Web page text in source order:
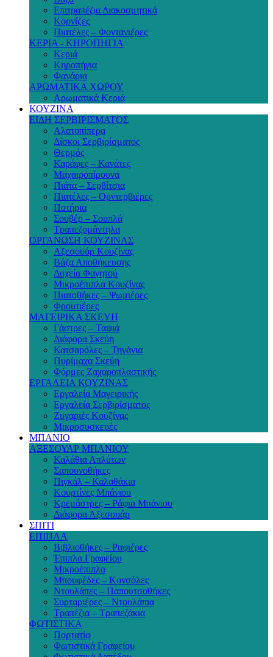
Επιτραπέζια Διακοσμητικά
Κορνίζες
Πιατέλες – Φοντανιέρες
ΚΕΡΙΑ - ΚΗΡΟΠΗΓΙΑ
Κεριά
Κηροπήγια
Φανάρια
ΑΡΩΜΑΤΙΚΑ ΧΩΡΟΥ
Αρωματικά Κεριά
ΚΟΥΖΙΝΑ
ΕΙΔΗ ΣΕΡΒΙΡΙΣΜΑΤΟΣ
Αλατοπίπερα
Δίσκοι Σερβιρίσματος
Θερμός
Καράφες – Κανάτες
Μαχαιροπίρουνα
Πιάτα – Σερβίτσια
Πιατέλες – Ορντερβιέρες
Ποτήρια
Σουβέρ – Σουπλά
Τραπεζομάντηλα
ΟΡΓΑΝΩΣΗ ΚΟΥΖΙΝΑΣ
Αξεσουάρ Κουζίνας
Βάζα Αποθήκευσης
Δοχεία Φαγητού
Μικροέπιπλα Κουζίνας
Πιατοθήκες – Ψωμιέρες
Φρουτιέρες
ΜΑΓΕΙΡΙΚΑ ΣΚΕΥΗ
Γάστρες – Ταψιά
Διάφορα Σκεύη
Κατσαρόλες – Τηγάνια
Πυρίμαχα Σκεύη
Φόρμες Ζαχαροπλαστικής
ΕΡΓΑΛΕΙΑ ΚΟΥΖΙΝΑΣ
Εργαλεία Μαγειρικής
Εργαλεία Σερβιρίσματος
Ζυγαριές Κουζίνας
Μικροσυσκευές
ΜΠΑΝΙΟ
ΑΞΕΣΟΥΑΡ ΜΠΑΝΙΟΥ
Καλάθια Απλύτων
Σαπουνοθήκες
Πιγκάλ – Καλαθάκια
Κουρτίνες Μπάνιου
Κρεμάστρες – Ράφια Μπάνιου
Διάφορα Αξεσουάρ
ΣΠΙΤΙ
ΕΠΙΠΛΑ
Βιβλιοθήκες – Ραφιέρες
Έπιπλα Γραφείου
Μικροέπιπλα
Μπουφέδες – Κονσόλες
Ντουλάπες – Παπουτσοθήκες
Συρταριέρες – Ντουλάπια
Τραπέζια – Τραπεζάκια
ΦΩΤΙΣΤΙΚΑ
Πορτατίφ
Φωτιστικά Γραφείου